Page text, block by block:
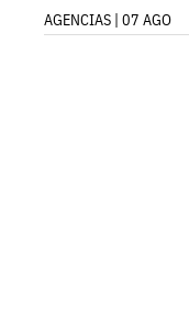
AGENCIAS | 07 AGO